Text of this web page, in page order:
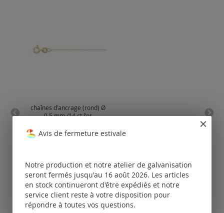
chaînes d’ancrage (rond) Ø
0.5 mm /14 ct l'or
Tarifs
pour les clients
enregistrés.
Avis de fermeture estivale
Notre production et notre atelier de galvanisation
seront fermés jusqu'au 16 août 2026. Les articles
en stock continueront d'être expédiés et notre
service client reste à votre disposition pour
répondre à toutes vos questions.